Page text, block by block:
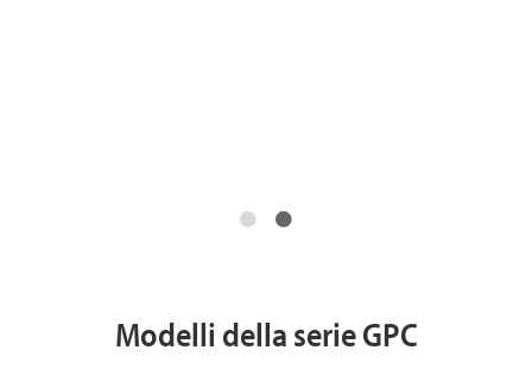
Modelli della serie GPC